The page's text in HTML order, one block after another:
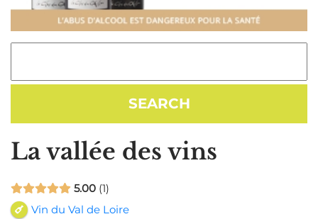
La vallée des vins
5.00 1
Vin du Val de Loire